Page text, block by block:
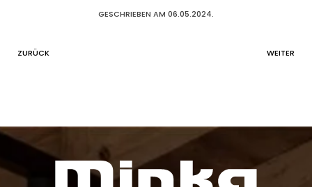
GESCHRIEBEN AM 06.05.2024.
ZURÜCK WEITER